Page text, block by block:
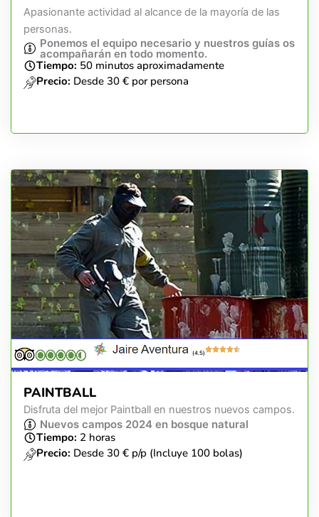
Apasionante actividad al alcance de la mayoría de las
personas.
Ponemos el equipo necesario y nuestros guías os
acompañarán en todo momento.
Tiempo: 50 minutos aproximadamente
Precio: Desde 30 € por persona
(4.5)
PAINTBALL
Disfruta del mejor Paintball en nuestros nuevos campos.
Nuevos campos 2024 en bosque natural
Tiempo: 2 horas
Precio: Desde 30 € p/p (Incluye 100 bolas)